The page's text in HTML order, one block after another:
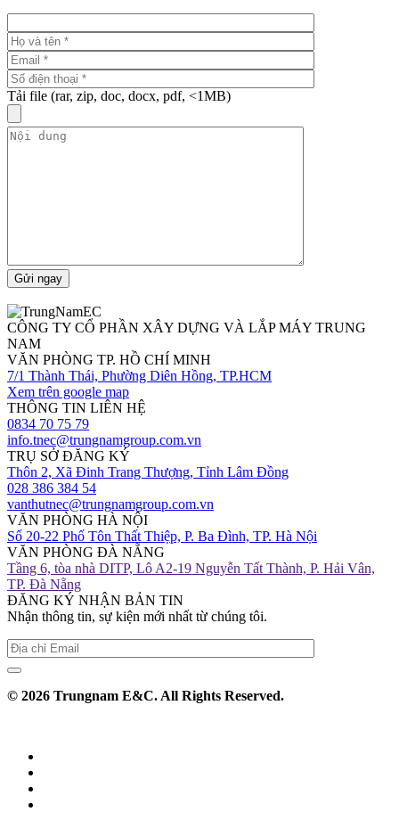
Tải file (rar, zip, doc, docx, pdf, <1MB)
Gửi ngay
CÔNG TY CỔ PHẦN XÂY DỰNG VÀ LẮP MÁY TRUNG
NAM
VĂN PHÒNG TP. HỒ CHÍ MINH
7/1 Thành Thái, Phường Diên Hồng, TP.HCM
Xem trên google map
THÔNG TIN LIÊN HỆ
0834 70 75 79
info.tnec@trungnamgroup.com.vn
TRỤ SỞ ĐĂNG KÝ
Thôn 2, Xã Đinh Trang Thượng, Tỉnh Lâm Đồng
028 386 384 54
vanthutnec@trungnamgroup.com.vn
VĂN PHÒNG HÀ NỘI
Số 20-22 Phố Tôn Thất Thiệp, P. Ba Đình, TP. Hà Nội
VĂN PHÒNG ĐÀ NẴNG
Tầng 6, tòa nhà DITP, Lô A2-19 Nguyễn Tất Thành, P. Hải Vân,
TP. Đà Nẵng
ĐĂNG KÝ NHẬN BẢN TIN
Nhận thông tin, sự kiện mới nhất từ chúng tôi.
© 2026 Trungnam E&C. All Rights Reserved.